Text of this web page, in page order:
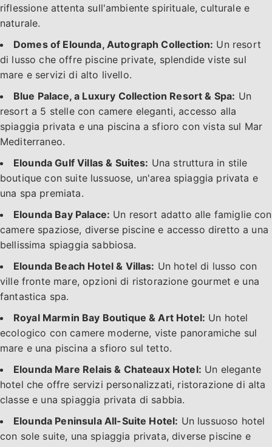
riflessione attenta sull'ambiente spirituale, culturale e
naturale.
Domes of Elounda, Autograph Collection: Un resort
di lusso che offre piscine private, splendide viste sul
mare e servizi di alto livello.
Blue Palace, a Luxury Collection Resort & Spa: Un
resort a 5 stelle con camere eleganti, accesso alla
spiaggia privata e una piscina a sfioro con vista sul Mar
Mediterraneo.
Elounda Gulf Villas & Suites: Una struttura in stile
boutique con suite lussuose, un'area spiaggia privata e
una spa premiata.
Elounda Bay Palace: Un resort adatto alle famiglie con
camere spaziose, diverse piscine e accesso diretto a una
bellissima spiaggia sabbiosa.
Elounda Beach Hotel & Villas: Un hotel di lusso con
ville fronte mare, opzioni di ristorazione gourmet e una
fantastica spa.
Royal Marmin Bay Boutique & Art Hotel: Un hotel
ecologico con camere moderne, viste panoramiche sul
mare e una piscina a sfioro sul tetto.
Elounda Mare Relais & Chateaux Hotel: Un elegante
hotel che offre servizi personalizzati, ristorazione di alta
classe e una spiaggia privata di sabbia.
Elounda Peninsula All-Suite Hotel: Un lussuoso hotel
con sole suite, una spiaggia privata, diverse piscine e